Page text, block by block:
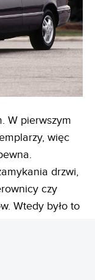
W pierwszym
więc
drzwi,
czy
Wtedy było to